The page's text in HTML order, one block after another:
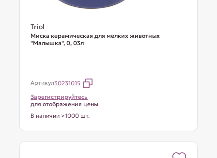
Triol
Миска керамическая для мелких животных
"Малышка", 0, 03л
Артикул30231015
Зарегистрируйтесь
для отображения цены
В наличии >1000 шт.